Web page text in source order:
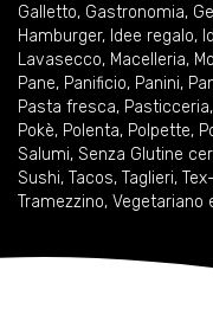
Galletto, Gastronomia,
Hamburger, Idee regalo,
Lavasecco, Macelleria,
Pane, Panificio, Panini,
Pasta fresca, Pasticceria,
Pokè, Polenta, Polpette,
Salumi, Senza Glutine
Sushi, Tacos, Taglieri,
Tramezzino, Vegetariano